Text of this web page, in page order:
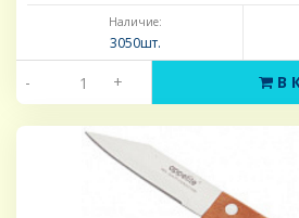
Наличие:
3050шт.
- + В